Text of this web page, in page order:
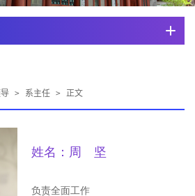
> 系主任 > 正文
姓名：周 坚
负责全面工作